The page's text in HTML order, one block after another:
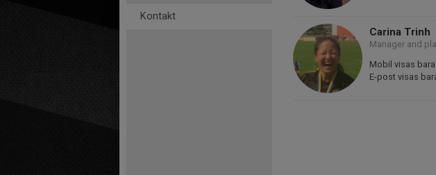
Kontakt
Carina Trinh
Manager and
Mobil visas
E-post visas